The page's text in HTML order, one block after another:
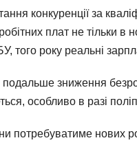
конкуренції за
плат не тільки
того року реальні
зниження
особливо в разі
потребуватиме нових